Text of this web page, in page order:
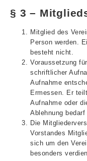
§ 3 –
Mitglied des
Person werden.
besteht nicht.
Voraussetzung
schriftlicher
Aufnahme
Ermessen. Er
Aufnahme oder
Ablehnung bedarf
Die
Vorstandes
sich um den
besonders